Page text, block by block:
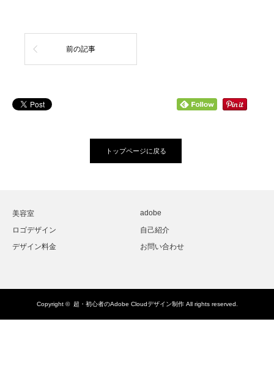
前の記事
トップページに戻る
美容室
adobe
ロゴデザイン
自己紹介
デザイン料金
お問い合わせ
Copyright © 超・初心者のAdobe Cloudデザイン制作All rights reserved.